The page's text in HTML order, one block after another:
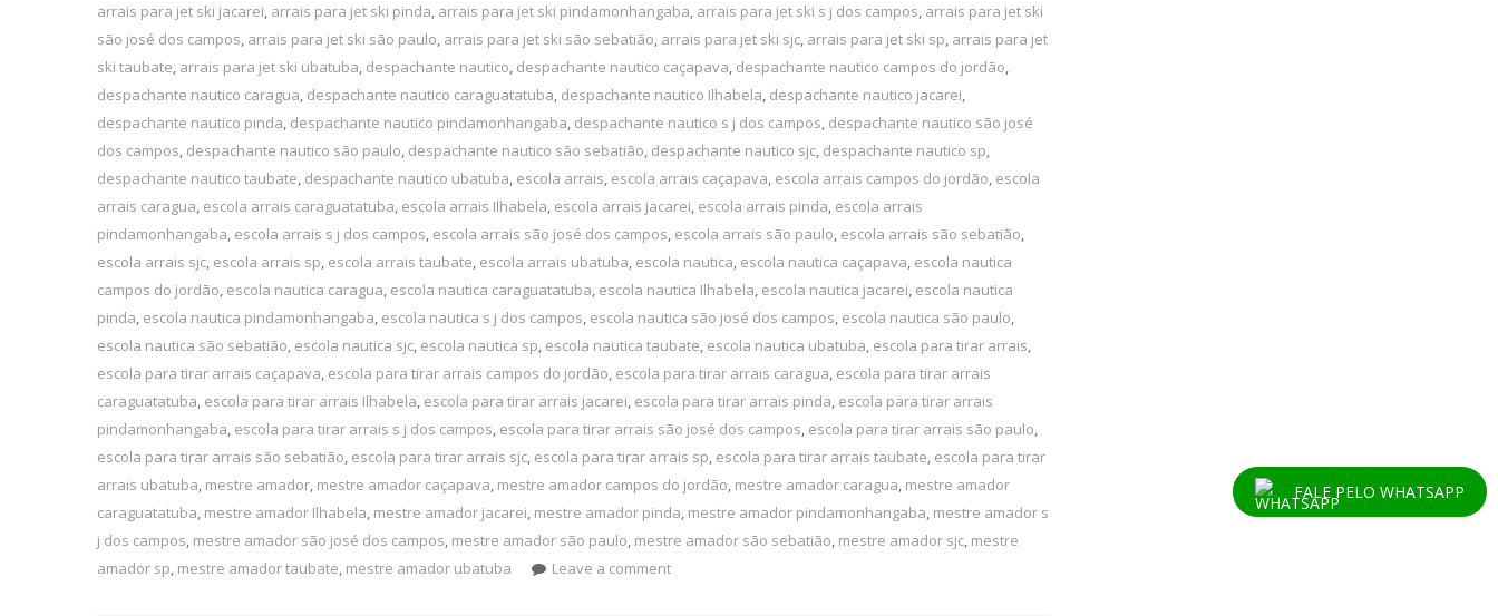
FALE PELO WHATSAPP
arrais para jet ski jacarei, arrais para jet ski pinda, arrais para jet ski pindamonhangaba, arrais para jet ski s j dos campos, arrais para jet ski
são josé dos campos, arrais para jet ski são paulo, arrais para jet ski são sebatião, arrais para jet ski sjc, arrais para jet ski sp, arrais para jet
ski taubate, arrais para jet ski ubatuba, despachante nautico, despachante nautico caçapava, despachante nautico campos do jordão,
despachante nautico caragua, despachante nautico caraguatatuba, despachante nautico Ilhabela, despachante nautico jacarei,
despachante nautico pinda, despachante nautico pindamonhangaba, despachante nautico s j dos campos, despachante nautico são josé
dos campos, despachante nautico são paulo, despachante nautico são sebatião, despachante nautico sjc, despachante nautico sp,
despachante nautico taubate, despachante nautico ubatuba, escola arrais, escola arrais caçapava, escola arrais campos do jordão, escola
arrais caragua, escola arrais caraguatatuba, escola arrais Ilhabela, escola arrais jacarei, escola arrais pinda, escola arrais
pindamonhangaba, escola arrais s j dos campos, escola arrais são josé dos campos, escola arrais são paulo, escola arrais são sebatião,
escola arrais sjc, escola arrais sp, escola arrais taubate, escola arrais ubatuba, escola nautica, escola nautica caçapava, escola nautica
campos do jordão, escola nautica caragua, escola nautica caraguatatuba, escola nautica Ilhabela, escola nautica jacarei, escola nautica
pinda, escola nautica pindamonhangaba, escola nautica s j dos campos, escola nautica são josé dos campos, escola nautica são paulo,
escola nautica são sebatião, escola nautica sjc, escola nautica sp, escola nautica taubate, escola nautica ubatuba, escola para tirar arrais,
escola para tirar arrais caçapava, escola para tirar arrais campos do jordão, escola para tirar arrais caragua, escola para tirar arrais
caraguatatuba, escola para tirar arrais Ilhabela, escola para tirar arrais jacarei, escola para tirar arrais pinda, escola para tirar arrais
pindamonhangaba, escola para tirar arrais s j dos campos, escola para tirar arrais são josé dos campos, escola para tirar arrais são paulo,
escola para tirar arrais são sebatião, escola para tirar arrais sjc, escola para tirar arrais sp, escola para tirar arrais taubate, escola para tirar
arrais ubatuba, mestre amador, mestre amador caçapava, mestre amador campos do jordão, mestre amador caragua, mestre amador
caraguatatuba, mestre amador Ilhabela, mestre amador jacarei, mestre amador pinda, mestre amador pindamonhangaba, mestre amador s
j dos campos, mestre amador são josé dos campos, mestre amador são paulo, mestre amador são sebatião, mestre amador sjc, mestre
amador sp, mestre amador taubate, mestre amador ubatuba Leave a comment